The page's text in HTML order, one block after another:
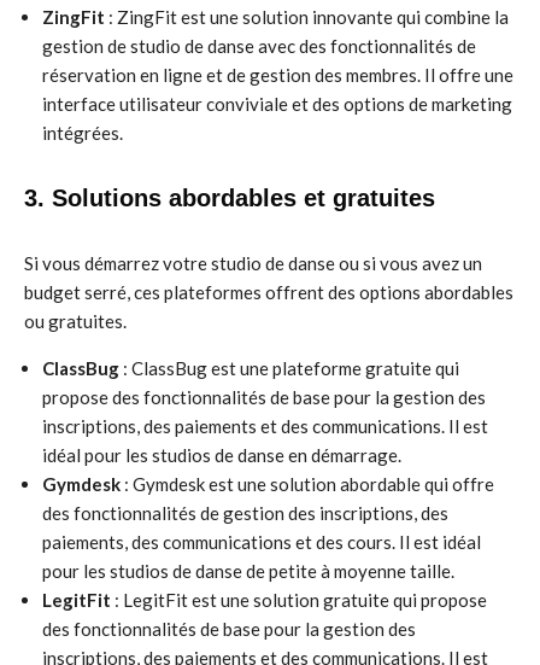
ZingFit : ZingFit est une solution innovante qui combine la
gestion de studio de danse avec des fonctionnalités de
réservation en ligne et de gestion des membres. Il offre une
interface utilisateur conviviale et des options de marketing
intégrées.
3. Solutions abordables et gratuites
Si vous démarrez votre studio de danse ou si vous avez un
budget serré, ces plateformes offrent des options abordables
ou gratuites.
ClassBug : ClassBug est une plateforme gratuite qui
propose des fonctionnalités de base pour la gestion des
inscriptions, des paiements et des communications. Il est
idéal pour les studios de danse en démarrage.
Gymdesk : Gymdesk est une solution abordable qui offre
des fonctionnalités de gestion des inscriptions, des
paiements, des communications et des cours. Il est idéal
pour les studios de danse de petite à moyenne taille.
LegitFit : LegitFit est une solution gratuite qui propose
des fonctionnalités de base pour la gestion des
inscriptions, des paiements et des communications. Il est